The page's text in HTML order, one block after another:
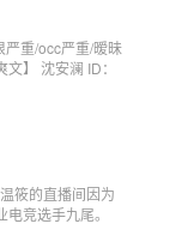
忆会抹除的吗
以单独当成一个
（进行中） 时
严重/occ严重/暧昧
】 沈安澜 ID：
”。 时间线混
太计较。
筱的直播间因为
竞选手九尾。